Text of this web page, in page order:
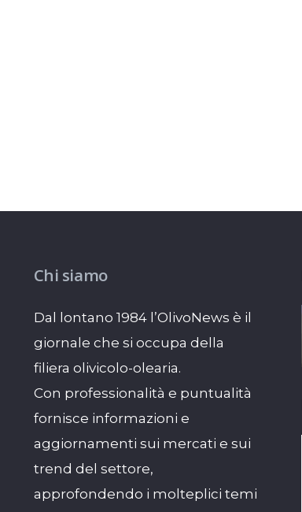
Chi siamo
Dal lontano 1984 l’OlivoNews è il
giornale che si occupa della
filiera olivicolo-olearia.
Con professionalità e puntualità
fornisce informazioni e
aggiornamenti sui mercati e sui
trend del settore,
approfondendo i molteplici temi